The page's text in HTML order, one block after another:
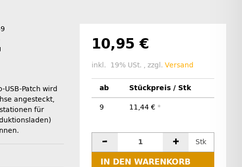
USB-Patch wird
angesteckt,
für
10,95 €
inkl. 19% USt. , zzgl. Versand
ab Stückpreis / Stk
9 11,44 € *
Stk
IN DEN WARENKORB